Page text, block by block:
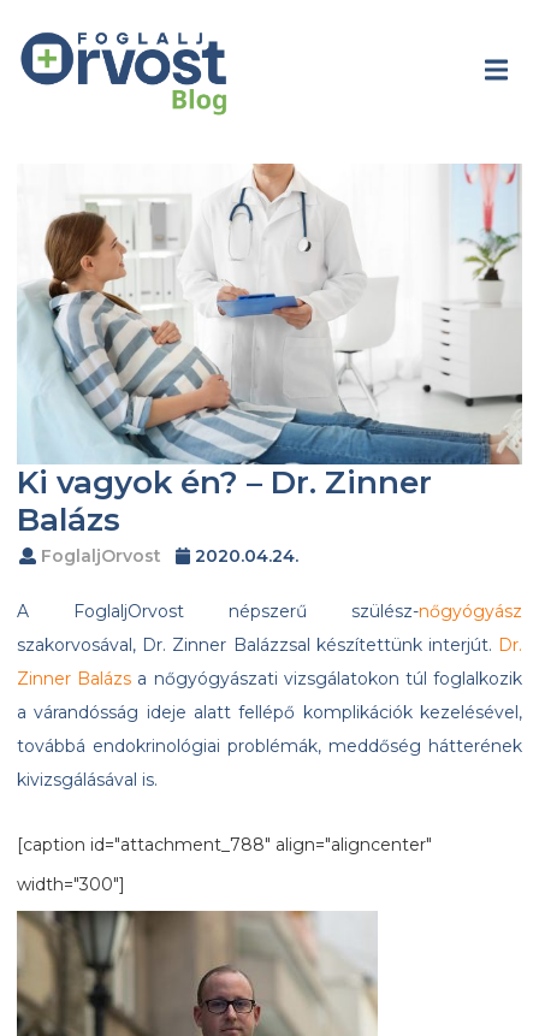
Ki vagyok én? – Dr. Zinner
Balázs
FoglaljOrvost 2020.04.24.
A FoglaljOrvost népszerű szülész-nőgyógyász
szakorvosával, Dr. Zinner Balázzsal készítettünk interjút. Dr.
Zinner Balázs a nőgyógyászati vizsgálatokon túl foglalkozik
a várandósság ideje alatt fellépő komplikációk kezelésével,
továbbá endokrinológiai problémák, meddőség hátterének
kivizsgálásával is.
[caption id="attachment_788" align="aligncenter"
width="300"]